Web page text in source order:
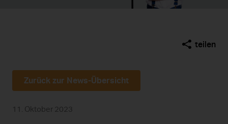
teilen
Zurück zur News-Übersicht
11. Oktober 2023